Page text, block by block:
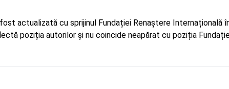
actualizată cu sprijinul Fundației Renaștere Internațională
poziția autorilor și nu coincide neapărat cu poziția